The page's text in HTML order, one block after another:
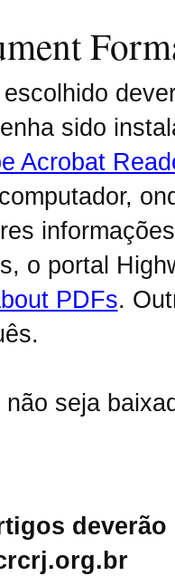
sido
Acrobat
o portal
PDFs.
seja